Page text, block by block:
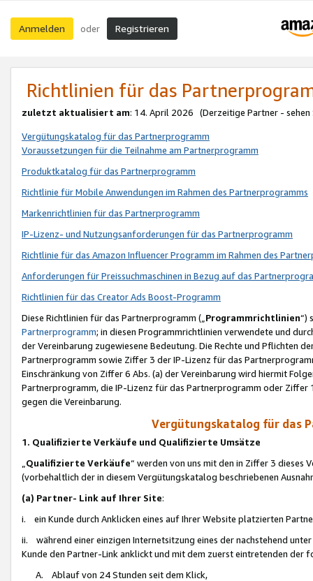
Anmelden oder Registrieren
Richtlinien für das
zuletzt aktualisiert am: 14. April 2026 (Derzeitige Partner - sehen
Vergütungskatalog für das Partnerprogramm
Voraussetzungen für die Teilnahme am Partnerprogramm
Produktkatalog für das Partnerprogramm
Richtlinie für Mobile Anwendungen im Rahmen des Partnerprogramms
Markenrichtlinien für das Partnerprogramm
IP-Lizenz- und Nutzungsanforderungen für das Partnerprogramm
Richtlinie für das Amazon Influencer Programm im Rahmen des
Anforderungen für Preissuchmaschinen in Bezug auf das
Richtlinien für das Creator Ads Boost-Programm
Diese Richtlinien für das Partnerprogramm („Programmrichtlinien“)
Partnerprogramm; in diesen Programmrichtlinien verwendete und
der Vereinbarung zugewiesene Bedeutung. Die Rechte und Pflichten
Partnerprogramm sowie Ziffer 3 der IP-Lizenz für das
Einschränkung von Ziffer 6 Abs. (a) der Vereinbarung wird hiermit
Partnerprogramm, die IP-Lizenz für das Partnerprogramm oder
gegen die Vereinbarung.
Vergütungskatalog für das
1. Qualifizierte Verkäufe und Qualifizierte Umsätze
Qualifizierte Verkäufe“ werden von uns mit den in Ziffer 3
(vorbehaltlich der in diesem Vergütungskatalog beschriebenen
(a) Partner- Link auf Ihrer Site:
i. ein Kunde durch Anklicken eines auf Ihrer Website platzierten
ii. während einer einzigen Internetsitzung eines der nachstehend
Kunde den Partner-Link anklickt und mit dem zuerst eintretenden der
A. Ablauf von 24 Stunden seit dem Klick,